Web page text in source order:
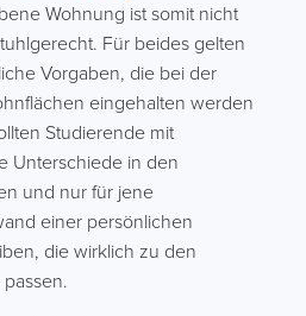
Wohnung ist somit nicht
Für beides gelten
Vorgaben, die bei der
eingehalten werden
Studierende mit
Unterschiede in den
und nur für jene
einer persönlichen
die wirklich zu den